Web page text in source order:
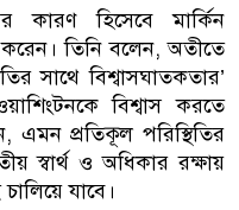
কারণ হিসেবে মার্কিন
করেন। তিনি বলেন, অতীতে
সাথে বিশ্বাসঘাতকতার’
বিশ্বাস করতে
এমন প্রতিকূল পরিস্থিতির
স্বার্থ ও অধিকার রক্ষায়
যাবে।